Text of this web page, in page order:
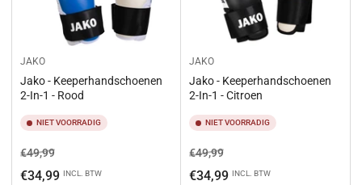
JAKO
Jako - Keeperhandschoenen
2-In-1 - Rood
NIET VOORRADIG
Normale
prijs
€49,99Aanbiedingsprijs
€34,99 INCL. BTW
JAKO
Jako - Keeperhandschoenen
2-In-1 - Citroen
NIET VOORRADIG
Normale
prijs
€49,99Aanbiedingsprijs
€34,99 INCL. BTW